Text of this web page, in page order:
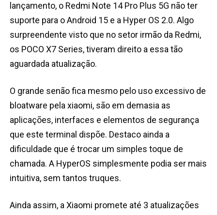
lançamento, o Redmi Note 14 Pro Plus 5G não ter
suporte para o Android 15 e a Hyper OS 2.0. Algo
surpreendente visto que no setor irmão da Redmi,
os POCO X7 Series, tiveram direito a essa tão
aguardada atualização.
O grande senão fica mesmo pelo uso excessivo de
bloatware pela xiaomi, são em demasia as
aplicações, interfaces e elementos de segurança
que este terminal dispõe. Destaco ainda a
dificuldade que é trocar um simples toque de
chamada. A HyperOS simplesmente podia ser mais
intuitiva, sem tantos truques.
Ainda assim, a Xiaomi promete até 3 atualizações